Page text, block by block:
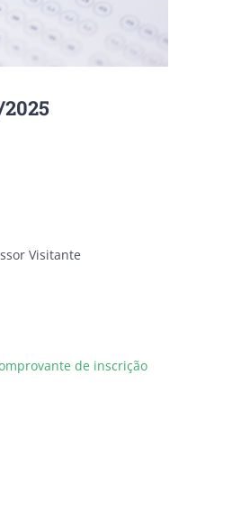
Visitante
de inscrição